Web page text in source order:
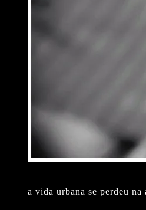
a vida urbana se perdeu